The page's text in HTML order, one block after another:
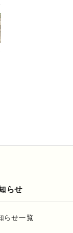
らせ
らせ一覧